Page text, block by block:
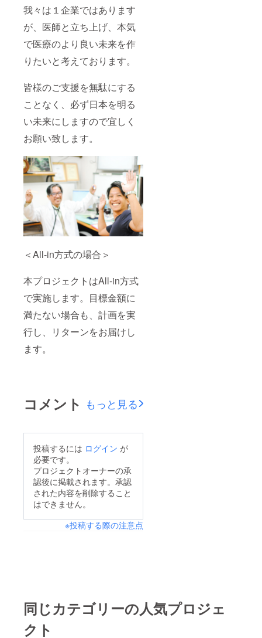
我々は１企業ではあります
が、医師と立ち上げ、本気
で医療のより良い未来を作
りたいと考えております。
皆様のご支援を無駄にする
ことなく、必ず日本を明る
い未来にしますので宜しく
お願い致します。
＜All-in方式の場合＞
本プロジェクトはAll-in方式
で実施します。目標金額に
満たない場合も、計画を実
行し、リターンをお届けし
ます。
コメント もっと見る
投稿するには ログイン が
必要です。
プロジェクトオーナーの承
認後に掲載されます。承認
された内容を削除すること
はできません。
※投稿する際の注意点
同じカテゴリーの人気プロジェ
クト